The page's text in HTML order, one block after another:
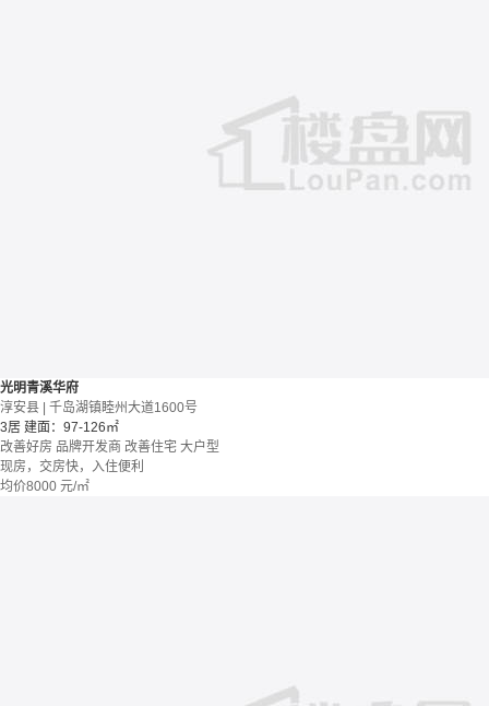
光明青溪华府
淳安县 | 千岛湖镇睦州大道1600号
3居 建面：97-126㎡
改善好房 品牌开发商 改善住宅 大户型
现房，交房快，入住便利
均价8000 元/㎡